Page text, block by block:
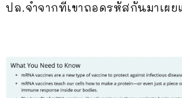
ปล.จำจากที่เขาถอดรหัสกันมาเผย